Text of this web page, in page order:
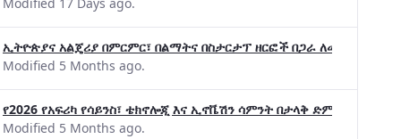
ኢትዮጵያና አልጄሪያ በምርምር፣ በልማትና በስታርታፕ ዘርፎች በጋራ ለመስራት መከሩ፡፡
Modified 5 Months ago.
የ2026 የአፍሪካ የሳይንስ፣ ቴክኖሎጂ እና ኢኖቬሽን ሳምንት በታላቅ ድምቀት
Modified 5 Months ago.